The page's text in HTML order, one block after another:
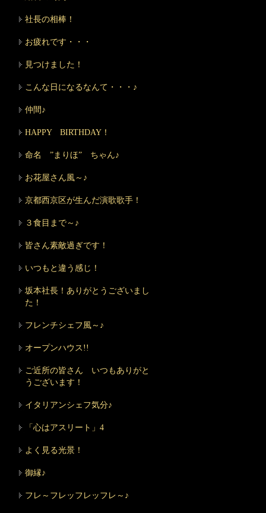
社長の相棒！
お疲れです・・・
見つけました！
こんな日になるなんて・・・♪
仲間♪
HAPPY BIRTHDAY！
命名 ”まりほ” ちゃん♪
お花屋さん風～♪
京都西京区が生んだ演歌歌手！
３食目まで～♪
皆さん素敵過ぎです！
いつもと違う感じ！
坂本社長！ありがとうございまし
た！
フレンチシェフ風～♪
オープンハウス!!
ご近所の皆さん いつもありがと
うございます！
イタリアンシェフ気分♪
「心はアスリート」4
よく見る光景！
御縁♪
フレ～フレッフレッフレ～♪